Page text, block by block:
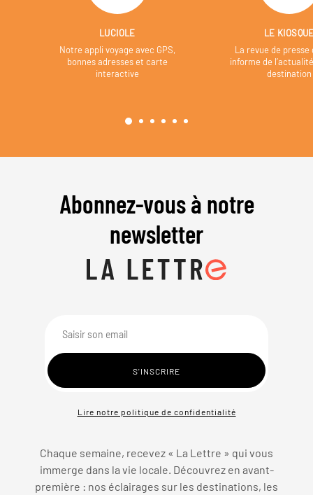
LUCIOLE
Notre appli voyage avec GPS,
bonnes adresses et carte
interactive
LE
La revue de presse
informe de
destination
Abonnez-vous à notre
newsletter
Lire notre politique de confidentialité
Chaque semaine, recevez « La Lettre » qui vous
immerge dans la vie locale. Découvrez en avant-
première : nos éclairages sur les destinations, les